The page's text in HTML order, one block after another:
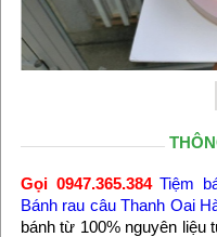
Gọi 0947.365.384 Tiệm
Bánh rau câu Thanh Oai
bánh từ 100% nguyên liệu